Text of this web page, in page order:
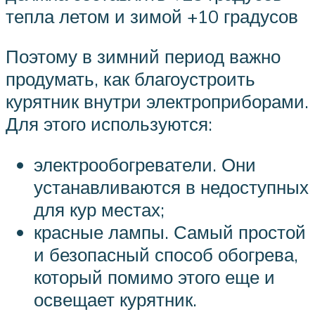
тепла летом и зимой +10 градусов
Поэтому в зимний период важно
продумать, как благоустроить
курятник внутри электроприборами.
Для этого используются:
электрообогреватели. Они
устанавливаются в недоступных
для кур местах;
красные лампы. Самый простой
и безопасный способ обогрева,
который помимо этого еще и
освещает курятник.